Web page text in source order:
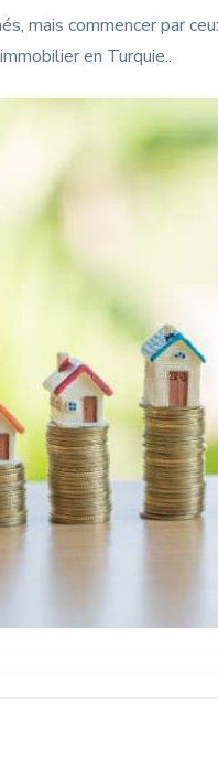
mais commencer par
en Turquie..